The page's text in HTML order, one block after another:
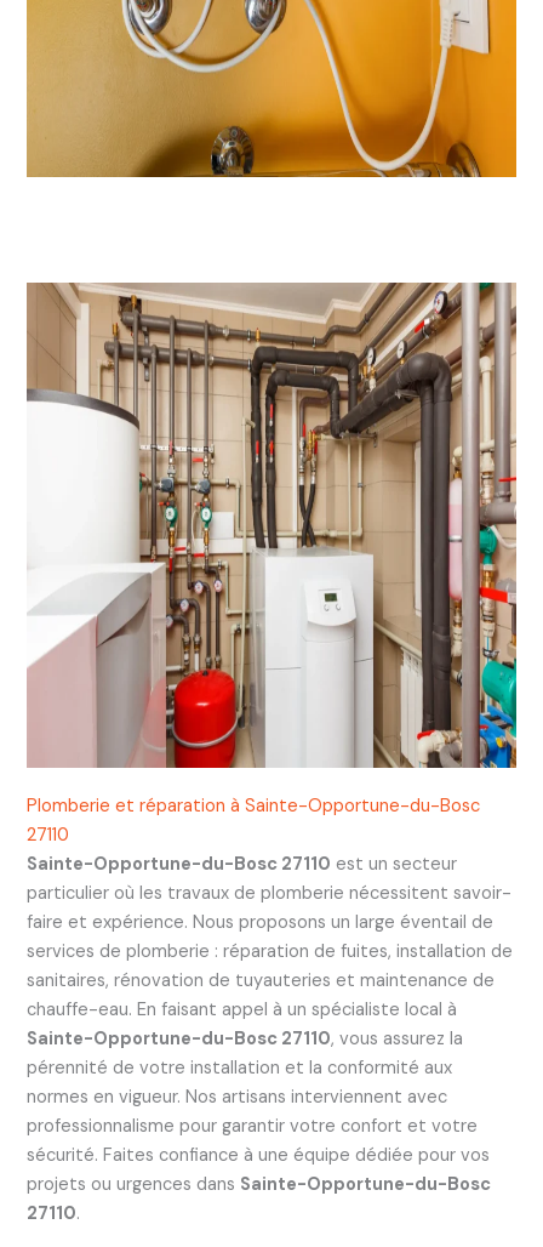
Plomberie et réparation à Sainte-Opportune-du-Bosc
27110
Sainte-Opportune-du-Bosc 27110 est un secteur
particulier où les travaux de plomberie nécessitent savoir-
faire et expérience. Nous proposons un large éventail de
services de plomberie : réparation de fuites, installation de
sanitaires, rénovation de tuyauteries et maintenance de
chauffe-eau. En faisant appel à un spécialiste local à
Sainte-Opportune-du-Bosc 27110, vous assurez la
pérennité de votre installation et la conformité aux
normes en vigueur. Nos artisans interviennent avec
professionnalisme pour garantir votre confort et votre
sécurité. Faites confiance à une équipe dédiée pour vos
projets ou urgences dans Sainte-Opportune-du-Bosc
27110.